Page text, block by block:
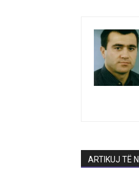
ARTIKUJ TË